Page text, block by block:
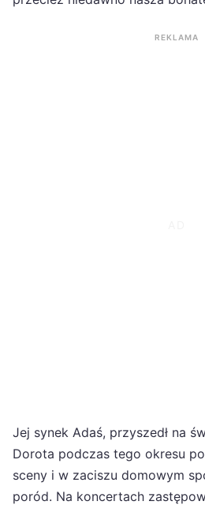
REKLAMA
Jej synek Adaś, przyszedł na
Dorota podczas tego okresu
sceny i w zaciszu domowym
poród. Na koncertach